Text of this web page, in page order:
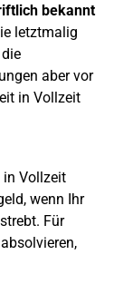
bekannt
letztmalig
aber vor
in Vollzeit
in Vollzeit
wenn Ihr
Für